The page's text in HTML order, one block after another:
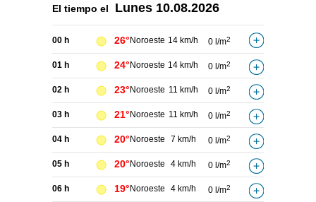
El tiempo el Lunes 10.08.2026
00 h 26° Noroeste 14 km/h 0 l/m2
01 h 24° Noroeste 14 km/h 0 l/m2
02 h 23° Noroeste 11 km/h 0 l/m2
03 h 21° Noroeste 11 km/h 0 l/m2
04 h 20° Noroeste 7 km/h 0 l/m2
05 h 20° Noroeste 4 km/h 0 l/m2
06 h 19° Noroeste 4 km/h 0 l/m2